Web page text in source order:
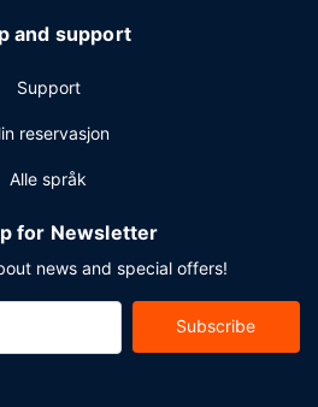
and support
Support
reservasjon
Alle språk
for Newsletter
news and special offers!
Subscribe